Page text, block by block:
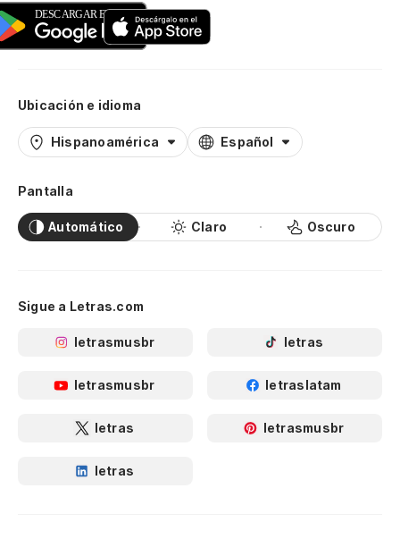
Ubicación e idioma
Hispanoamérica Español
Pantalla
Automático Claro Oscuro
Sigue a Letras.com
letrasmusbr letras
letrasmusbr letraslatam
letras letrasmusbr
letras